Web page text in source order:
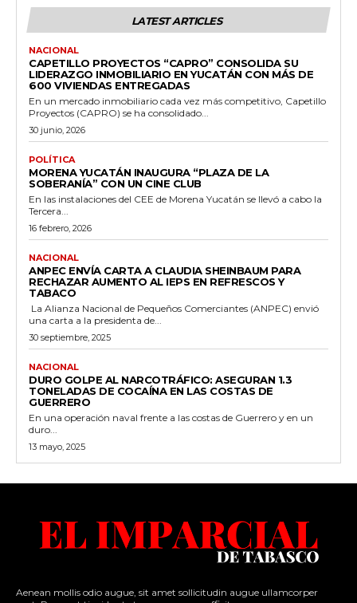
LATEST ARTICLES
NACIONAL
CAPETILLO PROYECTOS “CAPRO” CONSOLIDA SU
LIDERAZGO INMOBILIARIO EN YUCATÁN CON MÁS DE
600 VIVIENDAS ENTREGADAS
En un mercado inmobiliario cada vez más competitivo, Capetillo
Proyectos (CAPRO) se ha consolidado...
30 junio, 2026
POLÍTICA
MORENA YUCATÁN INAUGURA “PLAZA DE LA
SOBERANÍA” CON UN CINE CLUB
En las instalaciones del CEE de Morena Yucatán se llevó a cabo la
Tercera...
16 febrero, 2026
NACIONAL
ANPEC ENVÍA CARTA A CLAUDIA SHEINBAUM PARA
RECHAZAR AUMENTO AL IEPS EN REFRESCOS Y
TABACO
La Alianza Nacional de Pequeños Comerciantes (ANPEC) envió
una carta a la presidenta de...
30 septiembre, 2025
NACIONAL
DURO GOLPE AL NARCOTRÁFICO: ASEGURAN 1.3
TONELADAS DE COCAÍNA EN LAS COSTAS DE
GUERRERO
En una operación naval frente a las costas de Guerrero y en un
duro...
13 mayo, 2025
Aenean mollis odio augue, sit amet sollicitudin augue ullamcorper